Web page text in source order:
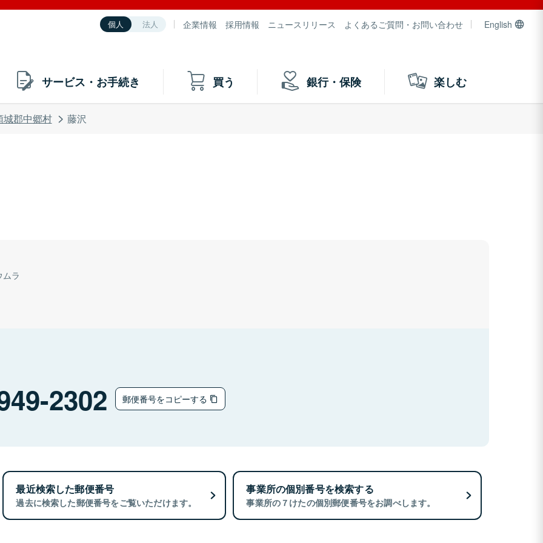
個人 法人 企業情報 採用情報 ニュースリリース よくあるご質問・お問い合わせ English
サービス・お手続き 買う 銀行・保険 楽しむ
城郡中郷村 藤沢
ラ
2302 郵便番号をコピーする
最近検索した郵便番号
過去に検索した郵便番号をご覧いただけます。
事業所の個別番号を検索する
事業所の７けたの個別郵便番号をお調べします。